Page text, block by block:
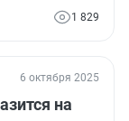
1 829
6 октября 2025
на